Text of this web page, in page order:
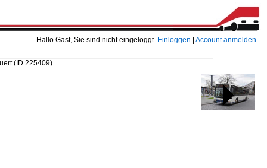
Hallo Gast, Sie sind nicht eingeloggt. Einloggen Account anmelden
(ID 225409)